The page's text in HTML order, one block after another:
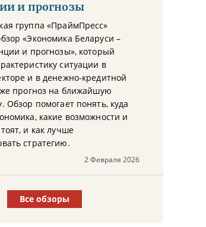
и прогнозы
группа «ПраймПресс»
«Экономика Беларуси –
и прогнозы», который
ситуации в
и в денежно-кредитной
прогноз на ближайшую
Обзор помогает понять, куда
какие возможности и
и как лучше
стратегию.
2 Февраля 2026
Все обзоры